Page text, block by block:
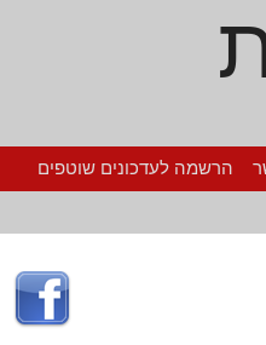
הרשמה לעדכונים שוטפים